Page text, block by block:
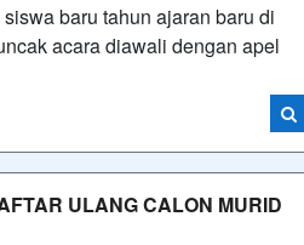
baru tahun ajaran baru di
acara diawali dengan apel
ULANG CALON MURID